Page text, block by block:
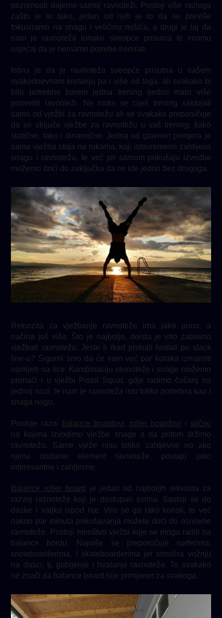
pozornosti dajemo samoj ravnoteži. Postoji više razloga
zašto je to tako, jedan od njih je to da se previše
fokusiramo na snagu i veličinu mišića, a drugi je taj da
nam je ravnoteža ionako sveopće prisutna te imamo
osjećaj da je nemamo potrebe trenirati.
Istina je da je ravnoteža sveopće prisutna u našem
svakodnevnom kretanju pa i više od toga, ali svakako bi
bilo potrebno barem jedna trening tjedno malo više
posvetiti ravnoteži. Ne mora se cijeli trening sastojati
samo od vježbi za ravnotežu ali se svakako preporučuje
da se uključe vježbe za ravnotežu u vaš trening, kako
statične, tako i dinamične. Jedna od glavnim primjera je
sama vježba stoja na rukama, koji istovremeno zahtijeva
snagu i ravnotežu, te već pri samom pokušaju izvedbe
možemo doći do zaključka da ne ide jedno bez drugoga.
Rekvizita za vježbanje ravnoteže ima jako puno, a
načina još više. Što je najbolje, doista je vrlo zabavno
vježbati ravnotežu. Jeste li ikad probali hodati po slack
line-u? Sigurni smo da će vam već par koraka izmamiti
osmijeh na lice. Kombinaciju ravnoteže i snage možemo
pronaći i u vježbi Pistol Squat, gdje radimo čučanj na
jednoj nozi, te nam je ravnoteža isto toliko potrebna kao i
snaga nogu.
Postoje razni balance boardovi , roller boardovi i slično
na kojima izvodimo vježbe snage a da pritom držimo
ravnotežu. Same vježe nisu toliko zahtjevne no ako
njima dodamo element ravnoteže, postaju jako
interesantne i zahtjevne.
Balance roller board
je jedan od najboljih rekvizita za
razvoj raznoteže koji je dostupan svima. Sastoji se do
daske i valjka ispod nje. Vrlo se ga lako koristi, te već
nakon par minuta pokušavanja možete doći do osnovne
ravnoteže. Postoji mnoštvo vježbi koje se mogu raditi na
balance bordu. Najviše se preporučuje surferima,
snowboarderima, i skateboarderima jer simulira vožnju
na dasci, tj. gubljenje i hvatanje ravnoteže. To svakako
ne znači da balance board nije primjeren za svakoga.